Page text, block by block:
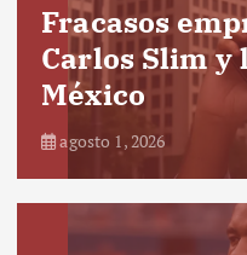
Fracasos
Carlos Slim y
México
agosto 1, 2026